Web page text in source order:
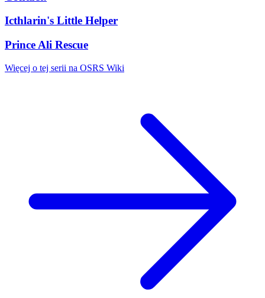
Icthlarin's Little Helper
Prince Ali Rescue
Więcej o tej serii na OSRS Wiki